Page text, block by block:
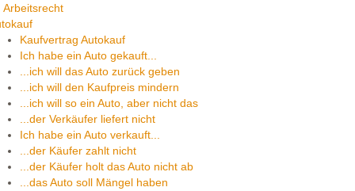
Arbeitsrecht
Kaufvertrag Autokauf
Ich habe ein Auto gekauft...
...ich will das Auto zurück geben
...ich will den Kaufpreis mindern
...ich will so ein Auto, aber nicht das
...der Verkäufer liefert nicht
Ich habe ein Auto verkauft...
...der Käufer zahlt nicht
...der Käufer holt das Auto nicht ab
...das Auto soll Mängel haben